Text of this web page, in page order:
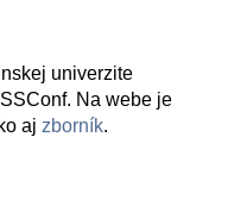
univerzite
Na webe je
aj zborník.